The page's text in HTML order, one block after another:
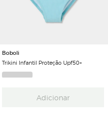
Boboli
Trikini Infantil Proteção Upf50+
Adicionar